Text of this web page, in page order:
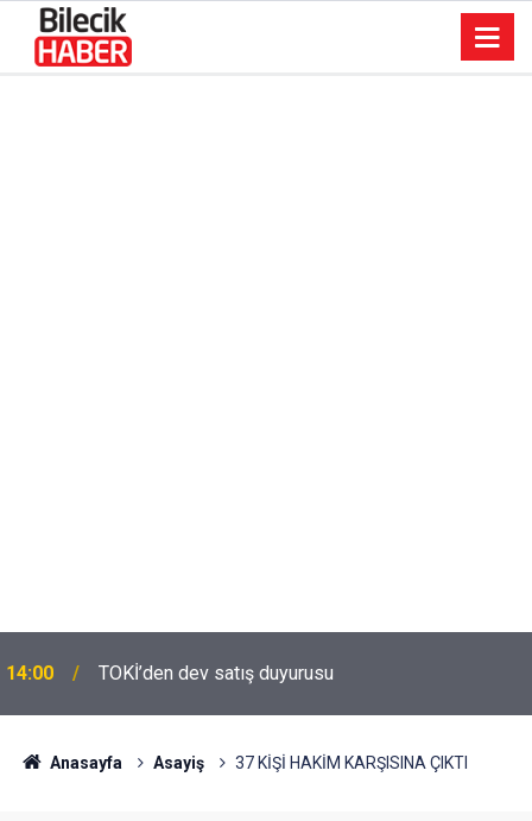
14:00 TOKİ’den dev satış duyurusu
Anasayfa Asayiş 37 KİŞİ HAKİM KARŞISINA ÇIKTI